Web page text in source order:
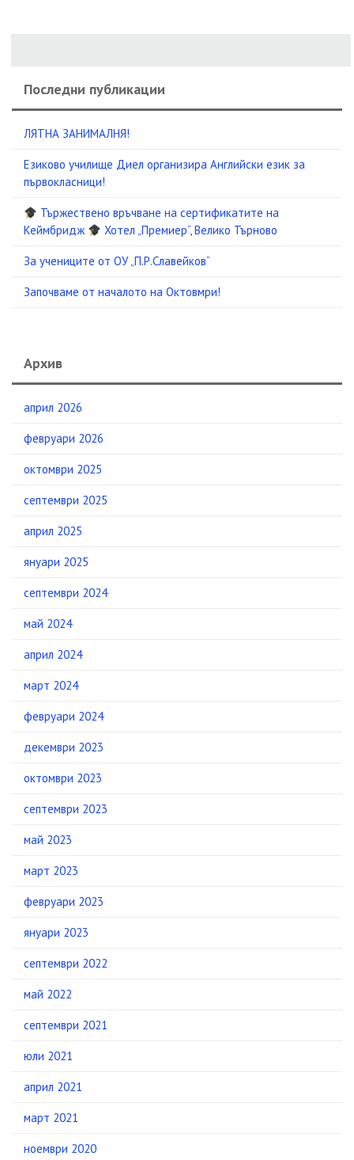
Последни публикации
ЛЯТНА ЗАНИМАЛНЯ!
Езиково училище Диел организира Английски език за
първокласници!
Тържествено връчване на сертификатите на
Кеймбридж
Хотел „Премиер“, Велико Търново
За учениците от ОУ „П.Р.Славейков“
Започваме от началото на Октовмри!
Архив
април 2026
февруари 2026
октомври 2025
септември 2025
април 2025
януари 2025
септември 2024
май 2024
април 2024
март 2024
февруари 2024
декември 2023
октомври 2023
септември 2023
май 2023
март 2023
февруари 2023
януари 2023
септември 2022
май 2022
септември 2021
юли 2021
април 2021
март 2021
ноември 2020